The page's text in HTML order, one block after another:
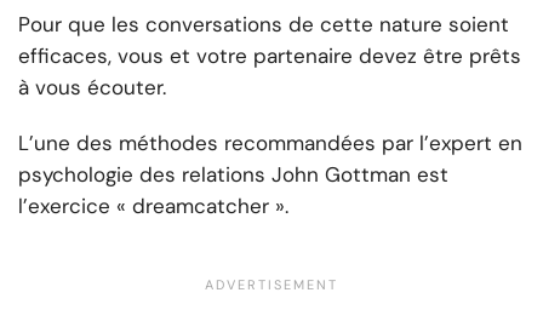
Pour que les conversations de cette nature soient
efficaces, vous et votre partenaire devez être prêts
à vous écouter.
L’une des méthodes recommandées par l’expert en
psychologie des relations John Gottman est
l’exercice « dreamcatcher ».